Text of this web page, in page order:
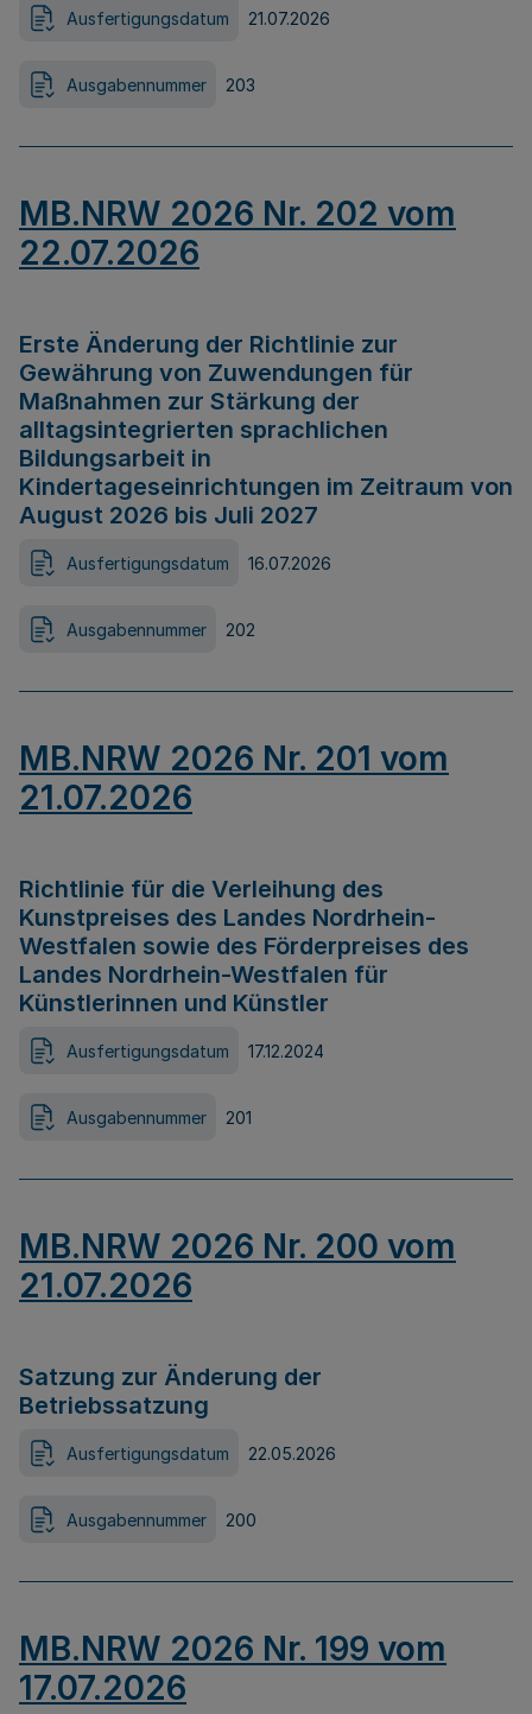
Ausfertigungsdatum 21.07.2026
Ausgabennummer 203
MB.NRW 2026 Nr. 202 vom
22.07.2026
Erste Änderung der Richtlinie zur
Gewährung von Zuwendungen für
Maßnahmen zur Stärkung der
alltagsintegrierten sprachlichen
Bildungsarbeit in
Kindertageseinrichtungen im Zeitraum von
August 2026 bis Juli 2027
Ausfertigungsdatum 16.07.2026
Ausgabennummer 202
MB.NRW 2026 Nr. 201 vom
21.07.2026
Richtlinie für die Verleihung des
Kunstpreises des Landes Nordrhein-
Westfalen sowie des Förderpreises des
Landes Nordrhein-Westfalen für
Künstlerinnen und Künstler
Ausfertigungsdatum 17.12.2024
Ausgabennummer 201
MB.NRW 2026 Nr. 200 vom
21.07.2026
Satzung zur Änderung der
Betriebssatzung
Ausfertigungsdatum 22.05.2026
Ausgabennummer 200
MB.NRW 2026 Nr. 199 vom
17.07.2026